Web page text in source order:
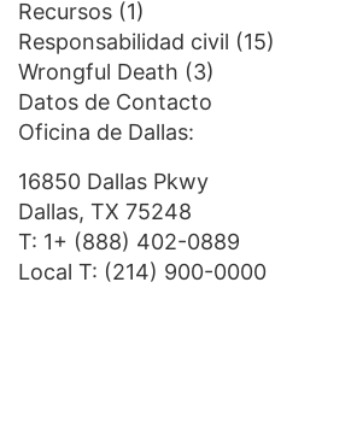
Recursos (1)
Responsabilidad civil (15)
Wrongful Death (3)
Datos de Contacto
Oficina de Dallas:
16850 Dallas Pkwy
Dallas, TX 75248
T: 1+ (888) 402-0889
Local T: (214) 900-0000